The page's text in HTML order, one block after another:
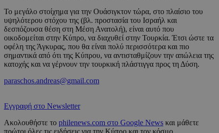
Το μεγάλο στοίχημα για την Ουάσιγκτον τώρα, στο πλαίσιο του
υψηλότερου στόχου της (βλ. προστασία του Ισραήλ και
δεσπόζουσα θέση στη Μέση Ανατολή), είναι αυτό που
οικοδομείται στην Κύπρο, να διαχυθεί στην Τουρκία. Έτσι ώστε τα
οφέλη της Άγκυρας, που θα είναι πολύ περισσότερα και πιο
σημαντικά από ότι της Κύπρου, να αντισταθμίζουν την απώλεια της
κατοχής και να γέρνουν την τουρκική πλάστιγγα προς τη Δύση.
paraschos.andreas@gmail.com
Εγγραφή στο Newsletter
Ακολουθήστε το philenews.com στο Google News και μάθετε